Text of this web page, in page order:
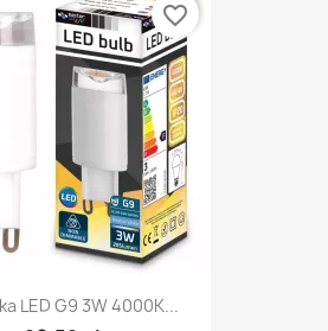
LED G9 3W 4000K...
favorite_border